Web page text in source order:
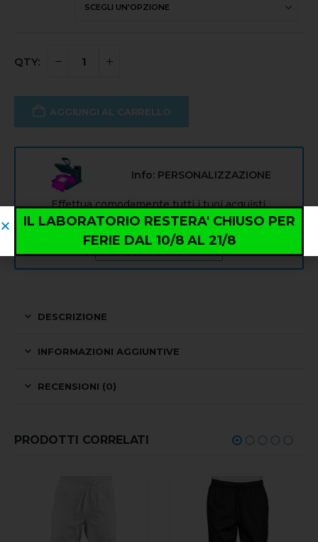
AGGIUNGI AL CARRELLO
Info: PERSONALIZZAZIONE
Effettua comodamente tutti i tuoi acquisti,
dopodiché dal carrello potrai inserire la
personalizzazione del tuo abbigliamento!
Già fatto? Vai al carrello!
DESCRIZIONE
INFORMAZIONI AGGIUNTIVE
RECENSIONI (0)
PRODOTTI CORRELATI
IL LABORATORIO RESTERA' CHIUSO PER
FERIE DAL 10/8 AL 21/8